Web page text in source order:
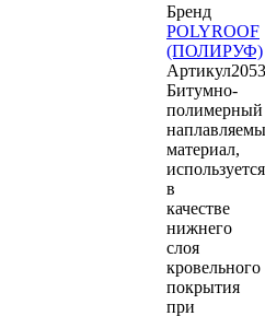
Бренд
POLYROOF
(ПОЛИРУФ)
Артикул
Битумно-
полимерный
материал,
используется
в
качестве
нижнего
слоя
кровельного
покрытия
при